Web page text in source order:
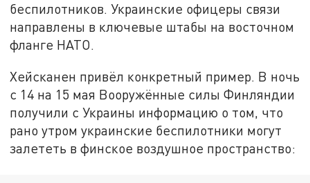
беспилотников. Украинские офицеры связи
направлены в ключевые штабы на восточном
фланге НАТО.
Хейсканен привёл конкретный пример. В ночь
с 14 на 15 мая Вооружённые силы Финляндии
получили с Украины информацию о том, что
рано утром украинские беспилотники могут
залететь в финское воздушное пространство: